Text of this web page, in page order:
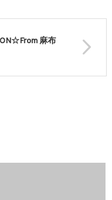
麻布